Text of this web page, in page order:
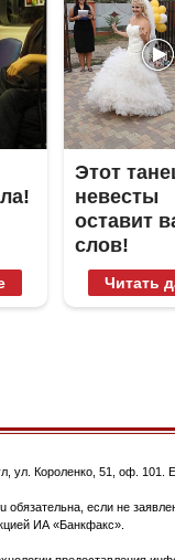
Этот
невесты
оставит
слов!
10 раз
Читать
ул. Короленко, 51, оф. 101 .
если не
ИА «Банкфакс».